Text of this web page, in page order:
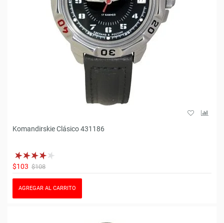
Komandirskie Clásico 431186
$103 $108
AGREGAR AL CARRITO